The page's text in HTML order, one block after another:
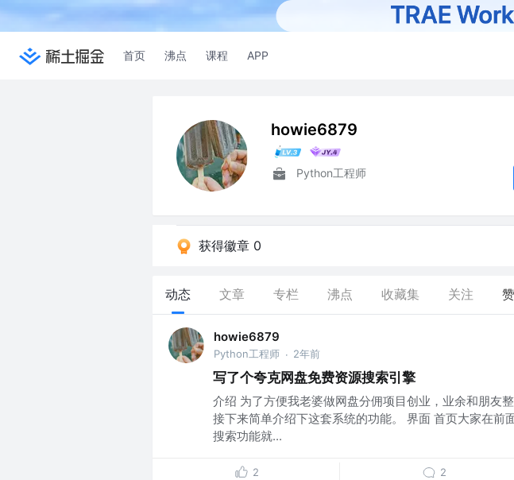
首页 沸点 课程 APP
howie6879
Python工程师
获得徽章 0
动态 文章 专栏 沸点 收藏集 关注 赞
howie6879
Python工程师 · 2年前
写了个夸克网盘免费资源搜索引擎
介绍 为了方便我老婆做网盘分佣项目创业，业余和朋友
接下来简单介绍下这套系统的功能。 界面 首页大家在前
搜索功能就...
2 2